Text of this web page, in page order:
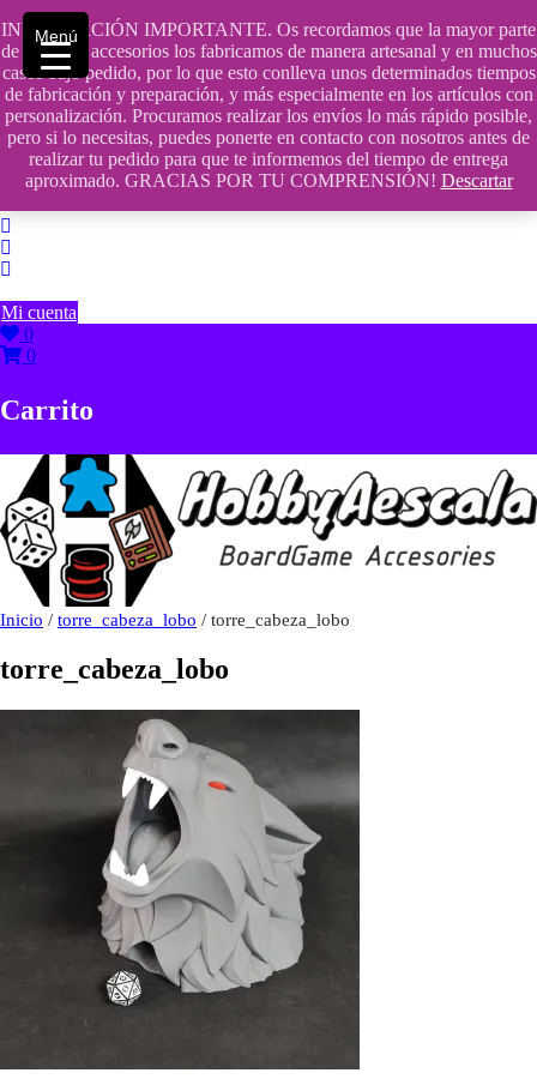
INFORMACIÓN IMPORTANTE. Os recordamos que la mayor parte
de nuestros accesorios los fabricamos de manera artesanal y en muchos
casos bajo pedido, por lo que esto conlleva unos determinados tiempos
de fabricación y preparación, y más especialmente en los artículos con
personalización. Procuramos realizar los envíos lo más rápido posible,
pero si lo necesitas, puedes ponerte en contacto con nosotros antes de
realizar tu pedido para que te informemos del tiempo de entrega
aproximado. GRACIAS POR TU COMPRENSIÓN! Descartar
Saltar
contenido
609241475 SOLO DE 10:00 a 14:00
info@hobbyaescala.com
San Fernando de Henares
10:00 - 14:00
Mi cuenta
0
0
Carrito
Inicio / torre_cabeza_lobo / torre_cabeza_lobo
torre_cabeza_lobo
Menú